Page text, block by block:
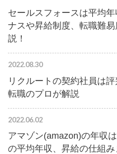
セールスフォースは平均
ナスや昇給制度、転職難
説！
2022.08.30
リクルートの契約社員は
転職のプロが解説
2022.06.02
アマゾン(amazon)の年収
の平均年収、昇給の仕組